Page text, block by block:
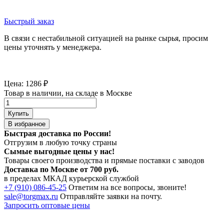
Быстрый заказ
В связи с нестабильной ситуацией на рынке сырья, просим
цены уточнять у менеджера.
Цена: 1286 ₽
Товар в наличии, на складе в Москве
Купить
В избранное
Быстрая доставка по России!
Отгрузим в любую точку страны
Сымые выгодные цены у нас!
Товары своего производства и прямые поставки с заводов
Доставка по Москве от 700 руб.
в пределах МКАД курьерской службой
+7 (910) 086-45-25 Ответим на все вопросы, звоните!
sale@torgmax.ru Отправляйте заявки на почту.
Запросить оптовые цены